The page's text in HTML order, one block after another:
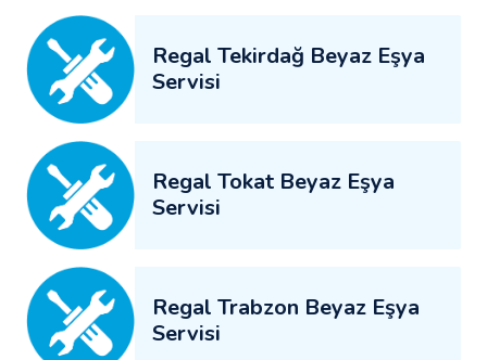
Regal Tekirdağ Beyaz Eşya
Servisi
Regal Tokat Beyaz Eşya
Servisi
Regal Trabzon Beyaz Eşya
Servisi